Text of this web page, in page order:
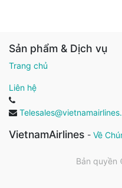
Sản phẩm & Dịch vụ
Trang chủ
Liên hệ
VietnamAirlines - Về
Bản quyền